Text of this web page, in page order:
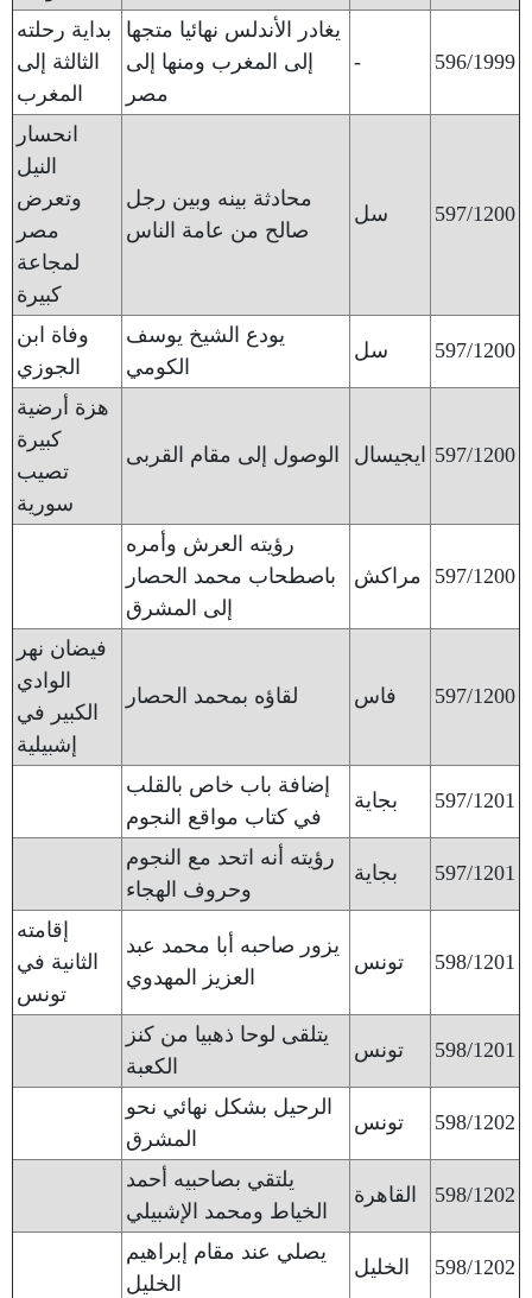
596/1999
-
يغادر الأندلس نهائيا متجها
إلى المغرب ومنها إلى
مصر
بداية رحلته
الثالثة إلى
المغرب
597/1200 سل
محادثة بينه وبين رجل
صالح من عامة الناس
انحسار
النيل
وتعرض
مصر
لمجاعة
كبيرة
597/1200 سل
يودع الشيخ يوسف
الكومي
وفاة ابن
الجوزي
597/1200 ايجيسال الوصول إلى مقام القربى
هزة أرضية
كبيرة
تصيب
سورية
597/1200 مراكش
رؤيته العرش وأمره
باصطحاب محمد الحصار
إلى المشرق
597/1200 فاس لقاؤه بمحمد الحصار
فيضان نهر
الوادي
الكبير في
إشبيلية
597/1201 بجاية
إضافة باب خاص بالقلب
في كتاب مواقع النجوم
597/1201 بجاية
رؤيته أنه اتحد مع النجوم
وحروف الهجاء
598/1201 تونس
يزور صاحبه أبا محمد عبد
العزيز المهدوي
إقامته
الثانية في
تونس
598/1201 تونس
يتلقى لوحا ذهبيا من كنز
الكعبة
598/1202 تونس
الرحيل بشكل نهائي نحو
المشرق
598/1202 القاهرة
يلتقي بصاحبيه أحمد
الخياط ومحمد الإشبيلي
598/1202 الخليل
يصلي عند مقام إبراهيم
الخليل